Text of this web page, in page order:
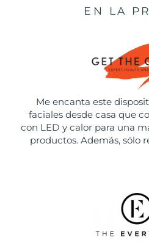
EN LA
Me encanta este
faciales desde casa que
con LED y calor para una
productos. Además, sólo